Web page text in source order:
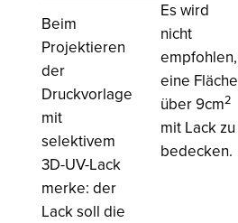
Beim
Projektieren
der
Druckvorlage
mit
selektivem
3D-UV-Lack
merke: der
Lack soll die
Es wird
nicht
empfohlen,
eine Fläche
über 9cm2
mit Lack zu
bedecken.